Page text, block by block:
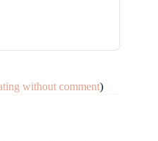
without comment)